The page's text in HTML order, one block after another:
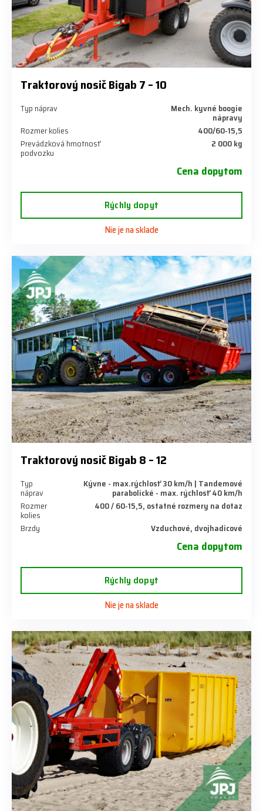
Traktorový nosič Bigab 7 – 10
Typ náprav Mech. kyvné boogie
nápravy
Rozmer kolies
400/60-15,5
Prevádzková hmotnosť
podvozku
2 000 kg
Cena dopytom
Rýchly dopyt
Nie je na sklade
Traktorový nosič Bigab 8 – 12
Typ
náprav
Kývne - max.rýchlosť 30 km/h | Tandemové
parabolické - max. rýchlosť 40 km/h
Rozmer
kolies
400 / 60-15,5, ostatné rozmery na dotaz
Brzdy
Vzduchové, dvojhadicové
Cena dopytom
Rýchly dopyt
Nie je na sklade